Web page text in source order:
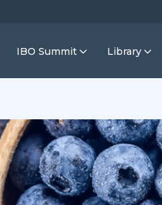
IBO Summit Library